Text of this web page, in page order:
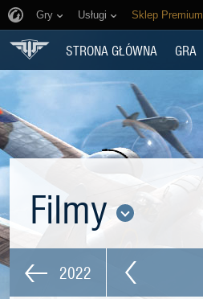
Gry Usługi Sklep Premium
STRONA GŁÓWNA GRA
Filmy
2022